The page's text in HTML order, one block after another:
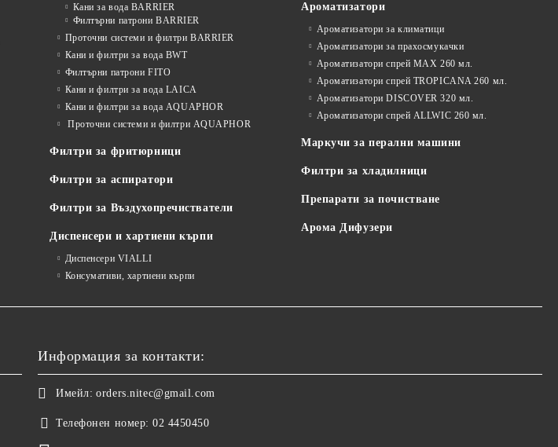
Кани за вода BARRIER
Филтърни патрони BARRIER
Проточни системи и филтри BARRIER
Кани и филтри за вода BWT
Филтърни патрони FITO
Кани и филтри за вода LAICA
Кани и филтри за вода AQUAPHOR
Проточни системи и филтри AQUAPHOR
Филтри за фритюрници
Филтри за аспиратори
Филтри за Въздухопречистватели
Диспенсери и хартиени кърпи
Диспенсери VIALLI
Консумативи, хартиени кърпи
Ароматизатори
Ароматизатори за климатици
Ароматизатори за прахосмукачки
Ароматизатори спрей MAX 260 мл.
Ароматизатори спрей TROPICANA 260 мл.
Ароматизатори DISCOVER 320 мл.
Ароматизатори спрей ALLWIC 260 мл.
Маркучи за перални машини
Филтри за хладилници
Препарати за почистване
Арома Дифузери
Информация за контакти:
Имейл: orders.nitec@gmail.com
Телефонен номер: 02 4450450